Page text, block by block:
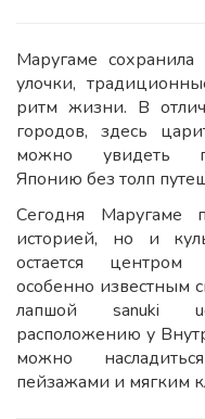
Маругаме
улочки,
ритм жизни. В
городов, здесь
можно увидеть
Японию без толп
Сегодня Маругаме
историей, но и
остается центром
особенно известным
лапшой sanuki
расположению у
можно
пейзажами и мягким